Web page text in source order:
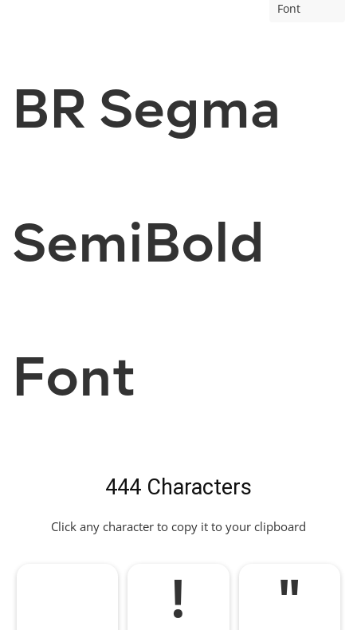
Font
BR Segma
SemiBold
Font
444 Characters
Click any character to copy it to your clipboard
! "